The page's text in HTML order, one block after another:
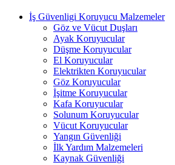
İş Güvenligi Koruyucu Malzemeler
Göz ve Vücut Duşları
Ayak Koruyucular
Düşme Koruyucular
El Koruyucular
Elektrikten Koruyucular
Göz Koruyucular
İşitme Koruyucular
Kafa Koruyucular
Solunum Koruyucular
Vücut Koruyucular
Yangın Güvenliği
İlk Yardım Malzemeleri
Kaynak Güvenliği